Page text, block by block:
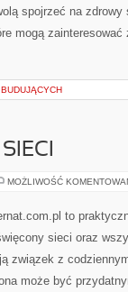
spojrzeć na
mogą
MOŻLIWOŚĆ
to
sieci oraz
związek z
może być